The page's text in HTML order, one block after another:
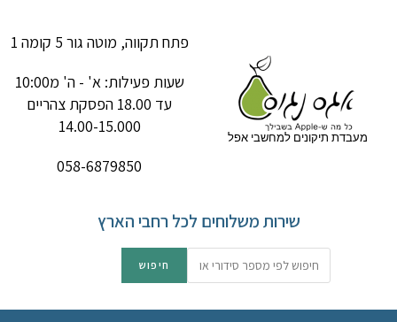
מעבדת תיקונים למחשבי אפל
פתח תקווה, מוטה גור 5 קומה 1
שעות פעילות: א' - ה' מ10:00
עד 18.00 הפסקת צהריים
14.00-15.000
058-6879850
שירות משלוחים לכל רחבי הארץ